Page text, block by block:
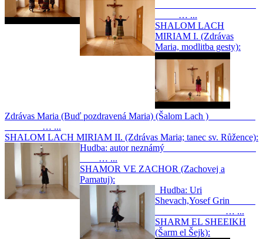
… ...
SHALOM LACH
MIRIAM I. (Zdrávas
Maria, modlitba gesty):
Zdrávas Maria (Buď pozdravená Maria) (Šalom Lach )
… ...
SHALOM LACH MIRIAM II. (Zdrávas Maria; tanec sv. Růžence):
Hudba: autor neznámý
… ...
SHAMOR VE ZACHOR (Zachovej a
Pamatuj):
Hudba: Uri
Shevach,Yosef Grin
… ...
SHARM EL SHEEIKH
(Šarm el Šejk):